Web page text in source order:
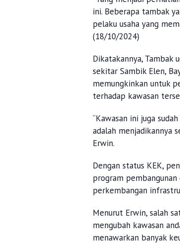
ini. Beberapa tambak
pelaku usaha yang
(18/10/2024)
Dikatakannya, Tambak
sekitar Sambik Elen,
memungkinkan untuk
terhadap kawasan
“Kawasan ini juga
adalah menjadikannya
Erwin.
Dengan status KEK,
program
perkembangan
Menurut Erwin, salah
mengubah kawasan
menawarkan banyak